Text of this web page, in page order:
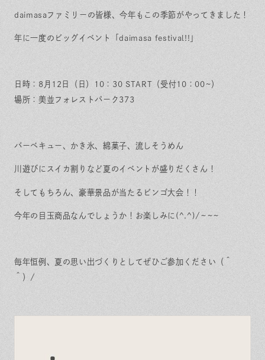
daimasaファミリーの皆様、今年もこの季節がやってきました！
年に一度のビッグイベント「daimasa festival!!」
日時：8月12日（日）10：30 START（受付10：00~）
場所：美並フォレストパーク373
バーベキュー、かき氷、綿菓子、流しそうめん
川遊びにスイカ割りなど夏のイベントが盛りだくさん！
そしてもちろん、豪華景品が当たるビンゴ大会！！
今年の目玉商品なんでしょうか！お楽しみに(^.^)/~~~
毎年恒例、夏の思い出づくりとしてぜひご参加ください（＾
＾）/
気軽に相談会
スタッフ紹介
採用情報
資料請求
お問い合わせ
ag
ra
bo
ok
LI
E
Event